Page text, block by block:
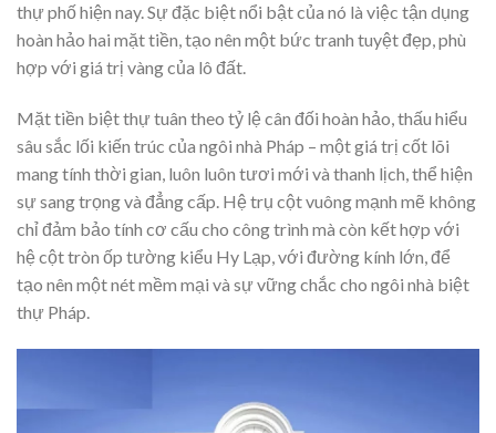
thự phố hiện nay. Sự đặc biệt nổi bật của nó là việc tận dụng
hoàn hảo hai mặt tiền, tạo nên một bức tranh tuyệt đẹp, phù
hợp với giá trị vàng của lô đất.
Mặt tiền biệt thự tuân theo tỷ lệ cân đối hoàn hảo, thấu hiểu
sâu sắc lối kiến trúc của ngôi nhà Pháp – một giá trị cốt lõi
mang tính thời gian, luôn luôn tươi mới và thanh lịch, thể hiện
sự sang trọng và đẳng cấp. Hệ trụ cột vuông mạnh mẽ không
chỉ đảm bảo tính cơ cấu cho công trình mà còn kết hợp với
hệ cột tròn ốp tường kiểu Hy Lạp, với đường kính lớn, để
tạo nên một nét mềm mại và sự vững chắc cho ngôi nhà biệt
thự Pháp.